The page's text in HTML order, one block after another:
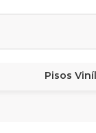
Pisos